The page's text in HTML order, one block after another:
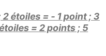
étoiles = - 1 point ; 3
= 2 points ; 5